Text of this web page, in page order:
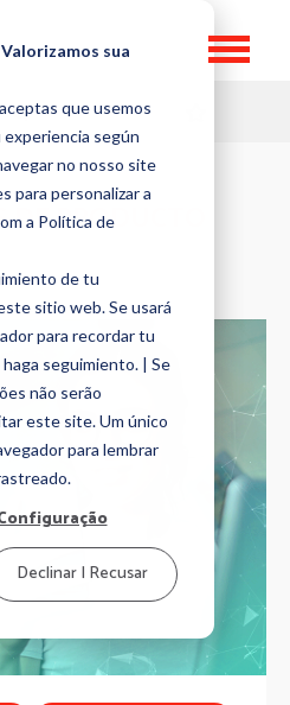
sua
que usemos
según
no nosso site
para personalizar a
a Política de
de tu
sitio web. Se usará
para recordar tu
seguimiento. | Se
não serão
este site. Um único
para lembrar
Declinar | Recusar
PRODUCTO